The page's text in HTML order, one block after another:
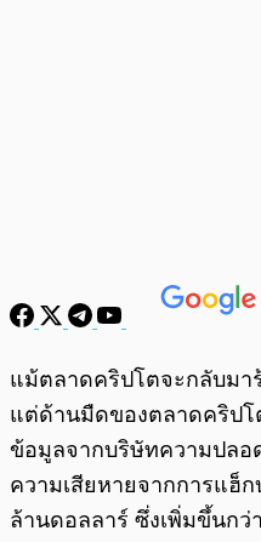
พร้อมเล่น
แม้ตลาดคริปโตจะกลับมา
แต่ด้านมืดของตลาดคริป
ข้อมูลจากบริษัทความปลอ
ความเสียหายจากการแฮ็
ล้านดอลลาร์ ซึ่งเพิ่มขึ้นกว่